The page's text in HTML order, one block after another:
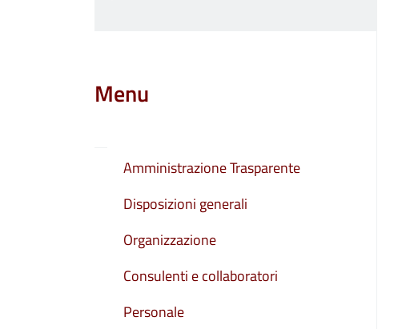
Menu
Amministrazione Trasparente
Disposizioni generali
Organizzazione
Consulenti e collaboratori
Personale